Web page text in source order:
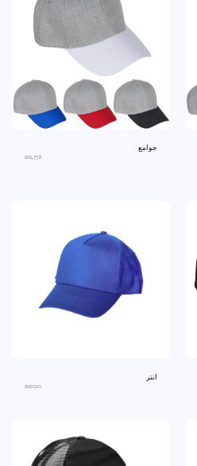
جوامع
an4758
انتر
an2020